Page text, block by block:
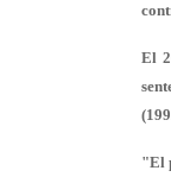
El
"El